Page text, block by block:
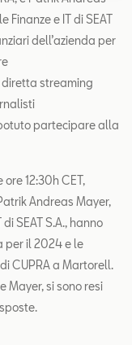
Finanze e IT di SEAT
dell’azienda per
diretta streaming
partecipare alla
12:30h CET,
Andreas Mayer,
SEAT S.A., hanno
per il 2024 e le
CUPRA a Martorell.
Mayer, si sono resi